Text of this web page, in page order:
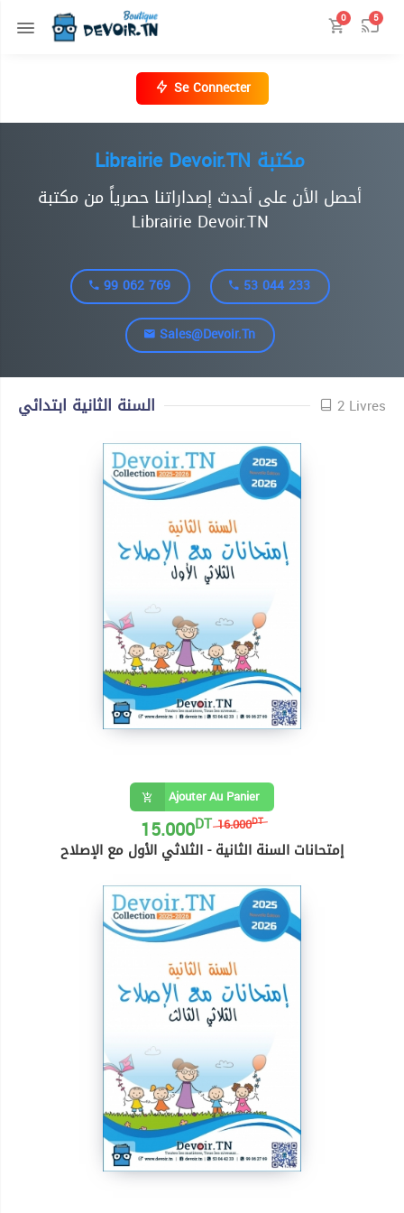
0 5
Se Connecter
Librairie Devoir.TN مكتبة
أحصل الأن على أحدث إصداراتنا حصرياً من مكتبة
Librairie Devoir.TN
99 062 769
53 044 233
Sales@devoir.tn
السنة الثانية ابتدائي 2 Livres
Ajouter Au Panier
16.000DT
15.000DT
إمتحانات السنة الثانية - الثلاثي الأول مع الإصلاح